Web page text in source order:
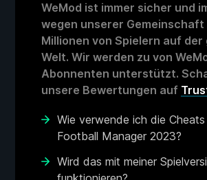
WeMod ist immer sicher und
wegen unserer Gemeinschaft
Millionen von Spielern auf der
Welt. Wir werden zu von
Abonnenten unterstützt.
unsere Bewertungen auf
Wie verwende ich die Cheats
Football Manager 2023?
Wird das mit meiner